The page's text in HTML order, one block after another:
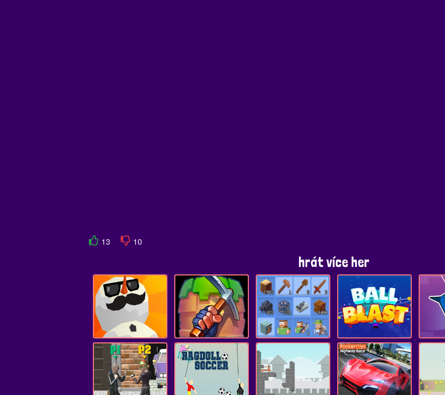
13 10
hrát více her